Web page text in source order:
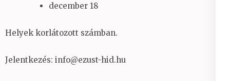
december 18
Helyek korlátozott számban.
Jelentkezés: info@ezust-hid.hu